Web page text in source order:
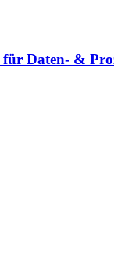
Daten- &